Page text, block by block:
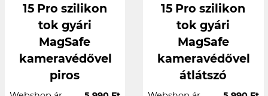
15 Pro szilikon
tok gyári
MagSafe
kameravédővel
piros
15 Pro szilikon
tok gyári
MagSafe
kameravédővel
átlátszó